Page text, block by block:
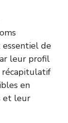
essentiel de
leur profil
récapitulatif
en
et leur